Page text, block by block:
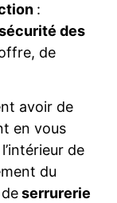
:
des
de
avoir de
en vous
de
du
serrurerie